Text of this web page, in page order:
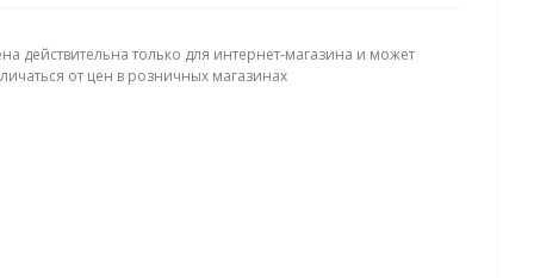
действительна только для интернет-магазина и может
от цен в розничных магазинах